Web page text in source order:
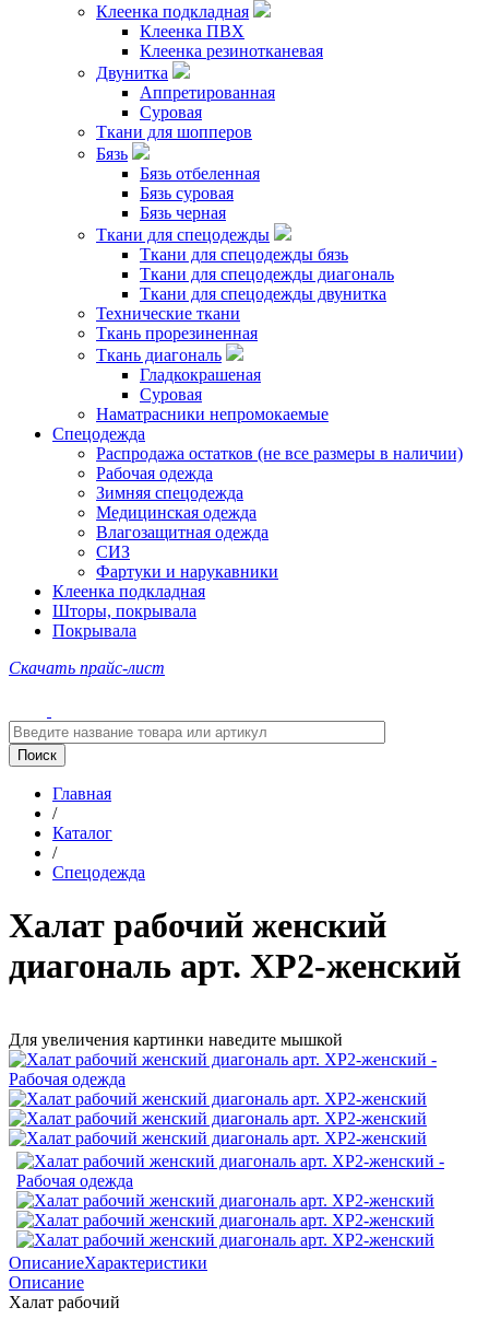
Клеенка подкладная
Клеенка ПВХ
Клеенка резинотканевая
Двунитка
Аппретированная
Суровая
Ткани для шопперов
Бязь
Бязь отбеленная
Бязь суровая
Бязь черная
Ткани для спецодежды
Ткани для спецодежды бязь
Ткани для спецодежды диагональ
Ткани для спецодежды двунитка
Технические ткани
Ткань прорезиненная
Ткань диагональ
Гладкокрашеная
Суровая
Наматрасники непромокаемые
Спецодежда
Распродажа остатков (не все размеры в наличии)
Рабочая одежда
Зимняя спецодежда
Медицинская одежда
Влагозащитная одежда
СИЗ
Фартуки и нарукавники
Клеенка подкладная
Шторы, покрывала
Покрывала
Скачать прайс-лист
Главная
/
Каталог
/
Спецодежда
Халат рабочий женский
диагональ арт. ХР2-женский
Для увеличения картинки наведите мышкой
ОписаниеХарактеристики
Описание
Халат рабочий